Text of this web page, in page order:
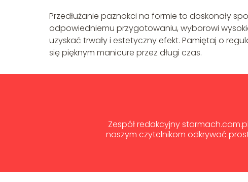
Przedłużanie paznokci na formie to doskonały
odpowiedniemu przygotowaniu, wyborowi
uzyskać trwały i estetyczny efekt. Pamiętaj o
się pięknym manicure przez długi czas.
Zespół redakcyjny
naszym czytelnikom odkrywać